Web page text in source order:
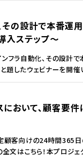
その設計で本番運
入ステップ～
フラ自動化、その設計
題したウェビナーを開催
おいて、顧客要
顧客向けの24時間365
文はこちら！本プロジ